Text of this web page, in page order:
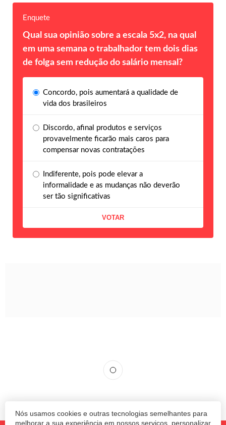
Nós usamos cookies e outras tecnologias semelhantes para
melhorar a sua experiência em nossos serviços, personalizar
Enquete
Qual sua opinião sobre a escala 5x2, na qual
em uma semana o trabalhador tem dois dias
de folga sem redução do salário mensal?
Concordo, pois aumentará a qualidade de
vida dos brasileiros
Discordo, afinal produtos e serviços
provavelmente ficarão mais caros para
compensar novas contratações
Indiferente, pois pode elevar a
informalidade e as mudanças não deverão
ser tão significativas